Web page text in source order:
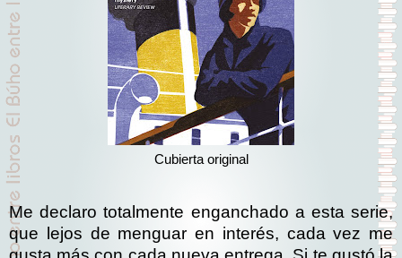
Cubierta original
Me declaro totalmente enganchado a esta serie,
que lejos de menguar en interés, cada vez me